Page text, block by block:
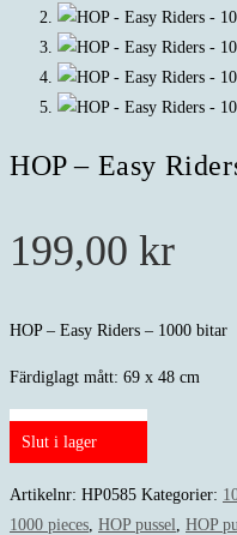
HOP – Easy
199,00 kr
HOP – Easy Riders – 1000 bitar
Färdiglagt mått: 69 x 48 cm
Slut i lager
Artikelnr: HP0585 Kategorier:
1000 pieces HOP pussel HOP